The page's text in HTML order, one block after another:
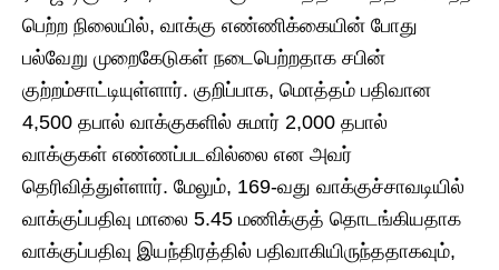
பெற்ற நிலையில், வாக்கு எண்ணிக்கையின் போது
பல்வேறு முறைகேடுகள் நடைபெற்றதாக சபின்
குற்றம்சாட்டியுள்ளார். குறிப்பாக, மொத்தம் பதிவான
4,500 தபால் வாக்குகளில் சுமார் 2,000 தபால்
வாக்குகள் எண்ணப்படவில்லை என அவர்
தெரிவித்துள்ளார். மேலும், 169-வது வாக்குச்சாவடியில்
வாக்குப்பதிவு மாலை 5.45 மணிக்குத் தொடங்கியதாக
வாக்குப்பதிவு இயந்திரத்தில் பதிவாகியிருந்ததாகவும்,